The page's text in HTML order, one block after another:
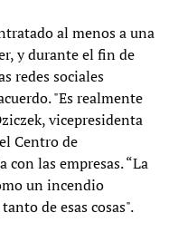
al menos a una
y durante el fin de
redes sociales
"Es realmente
vicepresidenta
Centro de
las empresas. “La
un incendio
de esas cosas".